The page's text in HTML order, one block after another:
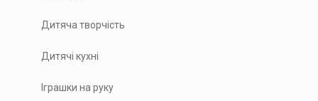
Дитяча творчість
Дитячі кухні
Іграшки на руку